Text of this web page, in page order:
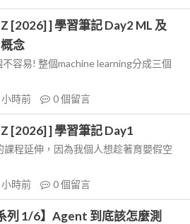
[2026] ] 學習筆記 Day2 ML 及
念
容易! 整個machine learning分成三個
時前 0個留言
[2026] ] 學習筆記 Day1
程延伸，因為我個人想趁著育嬰假空
時前 0個留言
列 1/6】Agent 到底該怎麼測